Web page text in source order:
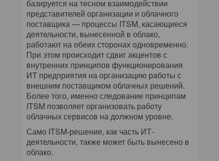
базируется на тесном взаимодействии
представителей организации и облачного
поставщика — процессы ITSM, касающиеся
деятельности, вынесенной в облако,
работают на обеих сторонах одновременно.
При этом происходит сдвиг акцентов с
внутренних принципов функционирования
ИТ предприятия на организацию работы с
внешним поставщиком облачных решений.
Более того, именно следование принципам
ITSM позволяет организовать работу
облачных сервисов на должном уровне.
Само ITSM-решение, как часть ИТ-
деятельности, также может быть вынесено в
облако.